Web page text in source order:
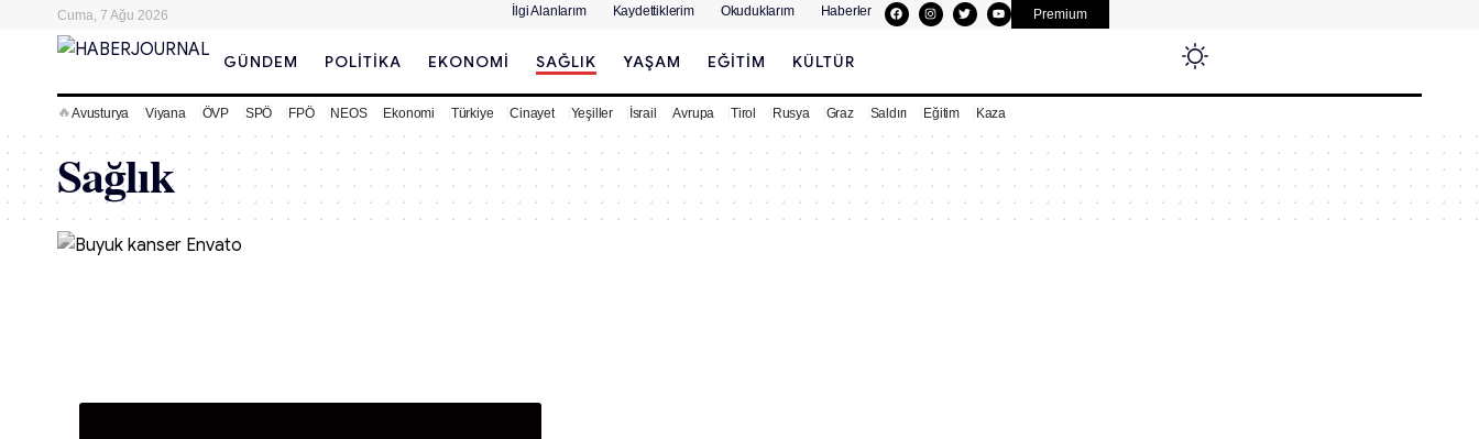
Cuma, 7 Ağu 2026 İlgi Alanlarım Kaydettiklerim Okuduklarım Haberler Premium
GÜNDEM POLITIKA EKONOMI SAĞLIK YAŞAM EĞITIM KÜLTÜR
🔥Avusturya Viyana ÖVP SPÖ FPÖ NEOS Ekonomi Türkiye Cinayet Yeşiller İsrail Avrupa Tirol Rusya Graz Saldırı Eğitim Kaza
Sağlık